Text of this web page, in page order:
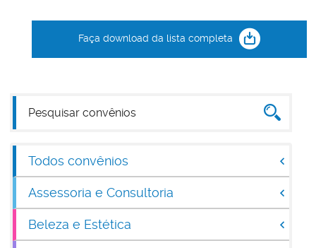
Faça download da lista completa
Todos convênios
Assessoria e Consultoria
Beleza e Estética